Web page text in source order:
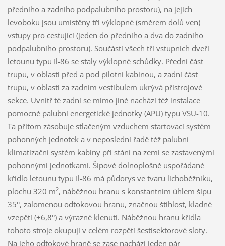
předního a zadního podpalubního prostoru), na jejich
levoboku jsou umístěny tři výklopné (směrem dolů ven)
vstupy pro cestující (jeden do předního a dva do zadního
podpalubního prostoru). Součástí všech tří vstupních dveří
letounu typu Il-86 se staly výklopné schůdky. Přední část
trupu, v oblasti před a pod pilotní kabinou, a zadní část
trupu, v oblasti za zadním vestibulem ukrývá přístrojové
sekce. Uvnitř té zadní se mimo jiné nachází též instalace
pomocné palubní energetické jednotky (APU) typu VSU-10.
Ta přitom zásobuje stlačeným vzduchem startovací systém
pohonných jednotek a v neposlední řadě též palubní
klimatizační systém kabiny při stání na zemi se zastavenými
pohonnými jednotkami. Šípové dolnoplošně uspořádané
křídlo letounu typu Il-86 má půdorys ve tvaru lichoběžníku,
plochu 320 m2, náběžnou hranu s konstantním úhlem šípu
35°, zalomenou odtokovou hranu, značnou štíhlost, kladné
vzepětí (+6,8°) a výrazné klenutí. Náběžnou hranu křídla
tohoto stroje okupují v celém rozpětí šestisektorové sloty.
Na jeho odtokové hraně se zase nachází jeden pár